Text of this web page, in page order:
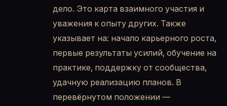
дело. Это карта взаимного участия и
уважения к опыту других. Также
указывает на: начало карьерного роста,
первые результаты усилий, обучение на
практике, поддержку от сообщества,
удачную реализацию планов. В
перевёрнутом положении —